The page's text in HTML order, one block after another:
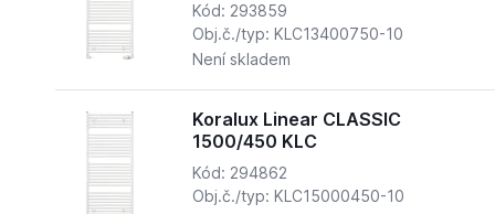
Kód: 293859
Obj.č./typ: KLC13400750-10
Není skladem
Koralux Linear CLASSIC
1500/450 KLC
Kód: 294862
Obj.č./typ: KLC15000450-10